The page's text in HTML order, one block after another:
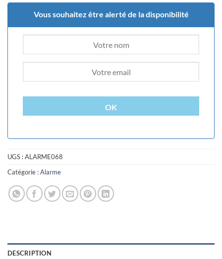
Vous souhaitez être alerté de la disponibilité
OK
UGS :ALARME068
Catégorie :Alarme
DESCRIPTION